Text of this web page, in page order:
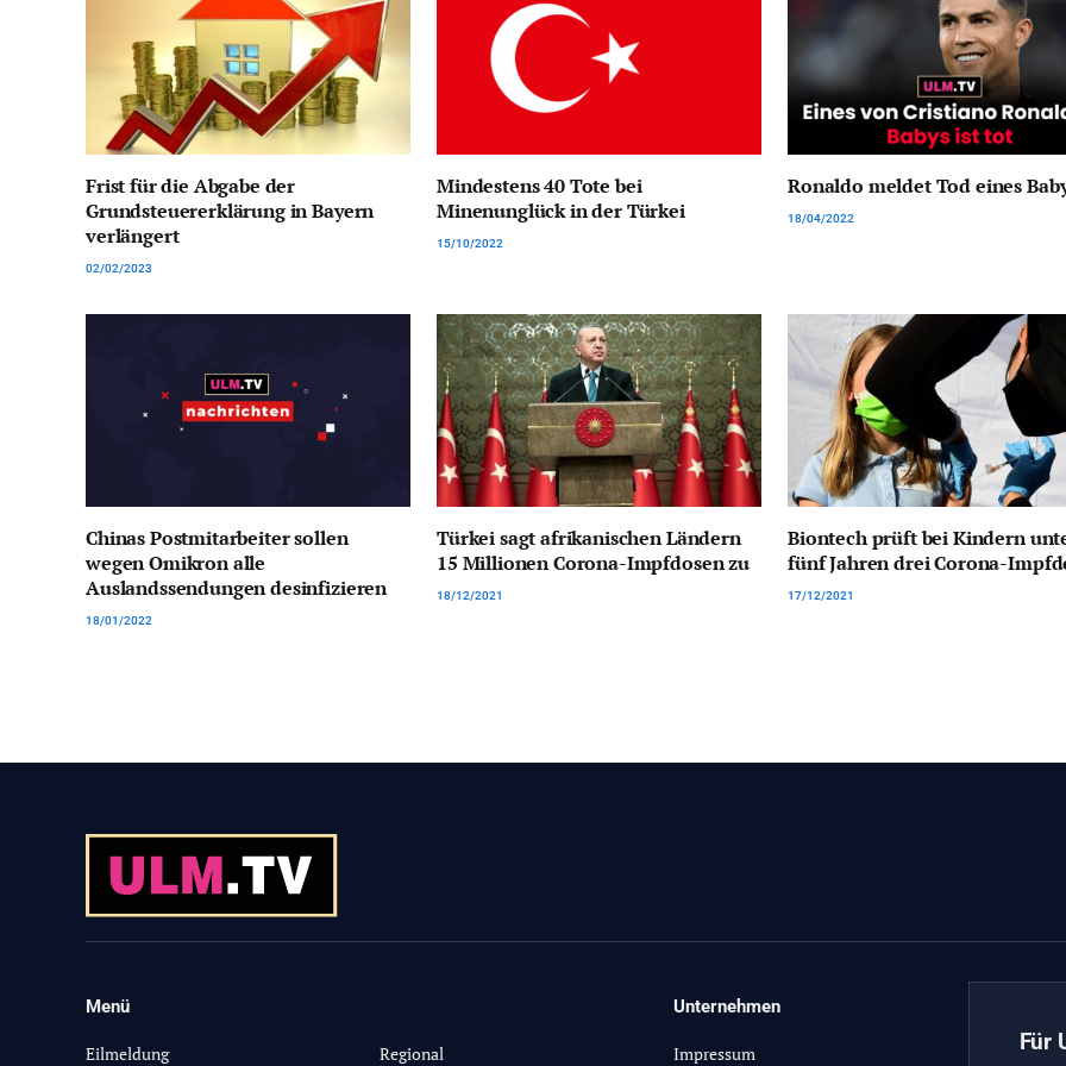
Frist für die Abgabe der
Grundsteuererklärung in Bayern
verlängert
02/02/2023
Mindestens 40 Tote bei
Minenunglück in der Türkei
15/10/2022
Ronaldo meldet Tod eines
18/04/2022
Chinas Postmitarbeiter sollen
wegen Omikron alle
Auslandssendungen desinfizieren
18/01/2022
Türkei sagt afrikanischen Ländern
15 Millionen Corona-Impfdosen zu
18/12/2021
Biontech prüft bei Kindern
fünf Jahren drei Corona-
17/12/2021
Menü
Eilmeldung Regional
Unternehmen
Impressum Für